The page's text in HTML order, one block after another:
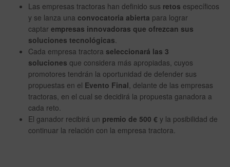
Las empresas tractoras han definido sus retos específicos
y se lanza una convocatoria abierta para lograr
captar empresas innovadoras que ofrezcan sus
soluciones tecnológicas
Cada empresa tractora seleccionará las 3
soluciones que considera más apropiadas, cuyos
promotores tendrán la oportunidad de defender sus
propuestas en el Evento Final , delante de las empresas
tractoras, en el cual se decidirá la propuesta ganadora a
cada reto.
El ganador recibirá un premio de 500 € y la posibilidad de
continuar la relación con la empresa tractora.